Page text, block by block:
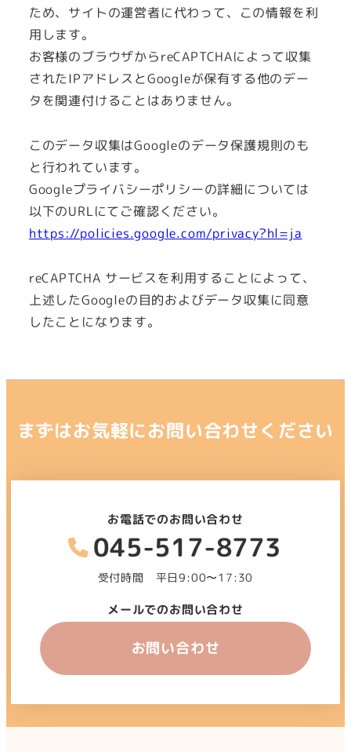
ため、サイトの運営者に代わって、この情報を利
用します。
お客様のブラウザからreCAPTCHAによって収集
されたIPアドレスとGoogleが保有する他のデー
タを関連付けることはありません。
このデータ収集はGoogleのデータ保護規則のも
と行われています。
Googleプライバシーポリシーの詳細については
以下のURLにてご確認ください。
https://policies.google.com/privacy?hl=ja
reCAPTCHA サービスを利用することによって、
上述したGoogleの目的およびデータ収集に同意
したことになります。
まずはお気軽にお問い合わせください
お電話でのお問い合わせ
045-517-8773
受付時間 平日9:00〜17:30
メールでのお問い合わせ
お問い合わせ